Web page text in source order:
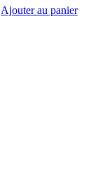
Ajouter au panier